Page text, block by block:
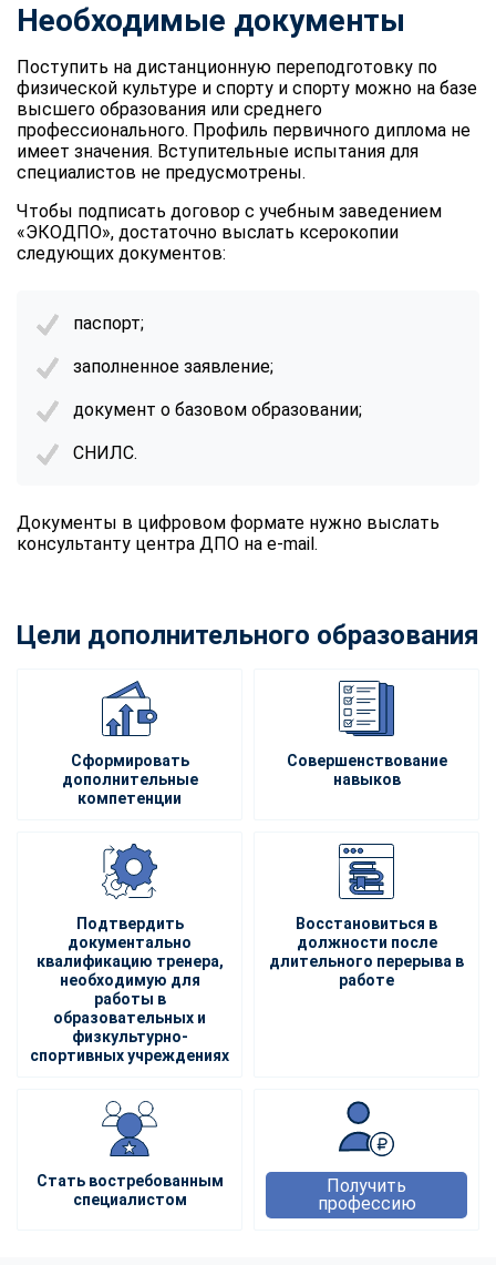
Необходимые документы
Поступить на дистанционную переподготовку по
физической культуре и спорту и спорту можно на базе
высшего образования или среднего
профессионального. Профиль первичного диплома не
имеет значения. Вступительные испытания для
специалистов не предусмотрены.
Чтобы подписать договор с учебным заведением
«ЭКОДПО», достаточно выслать ксерокопии
следующих документов:
паспорт;
заполненное заявление;
документ о базовом образовании;
СНИЛС.
Документы в цифровом формате нужно выслать
консультанту центра ДПО на e-mail.
Цели дополнительного образования
Сформировать
дополнительные
компетенции
Совершенствование
навыков
Подтвердить
документально
квалификацию тренера,
необходимую для
работы в
образовательных и
физкультурно-
спортивных учреждениях
Восстановиться в
должности после
длительного перерыва в
работе
Стать востребованным
специалистом
Получить
профессию